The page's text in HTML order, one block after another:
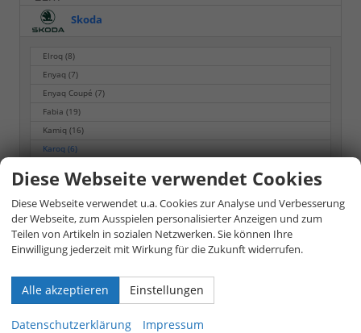
Skoda
Elroq(8)
Enyaq(7)
Enyaq Coupé(7)
Fabia(19)
Kamiq(16)
Karoq(6)
Octavia(9)
Octavia Combi(20)
Scala(19)
Toyota
Volkswagen
Diese Webseite verwendet Cookies
Diese Webseite verwendet u.a. Cookies zur Analyse und Verbesserung
der Webseite, zum Ausspielen personalisierter Anzeigen und zum
Teilen von Artikeln in sozialen Netzwerken. Sie können Ihre
Einwilligung jederzeit mit Wirkung für die Zukunft widerrufen.
Alle akzeptieren Einstellungen
Datenschutzerklärung Impressum